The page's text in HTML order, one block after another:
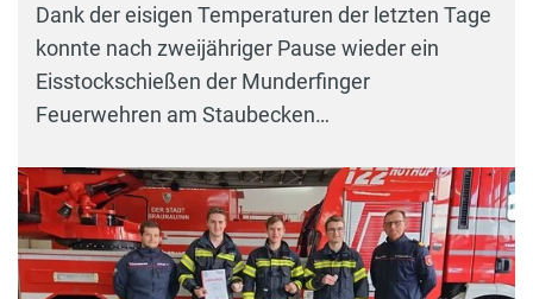
Dank der eisigen Temperaturen der letzten Tage
konnte nach zweijähriger Pause wieder ein
Eisstockschießen der Munderfinger
Feuerwehren am Staubecken…